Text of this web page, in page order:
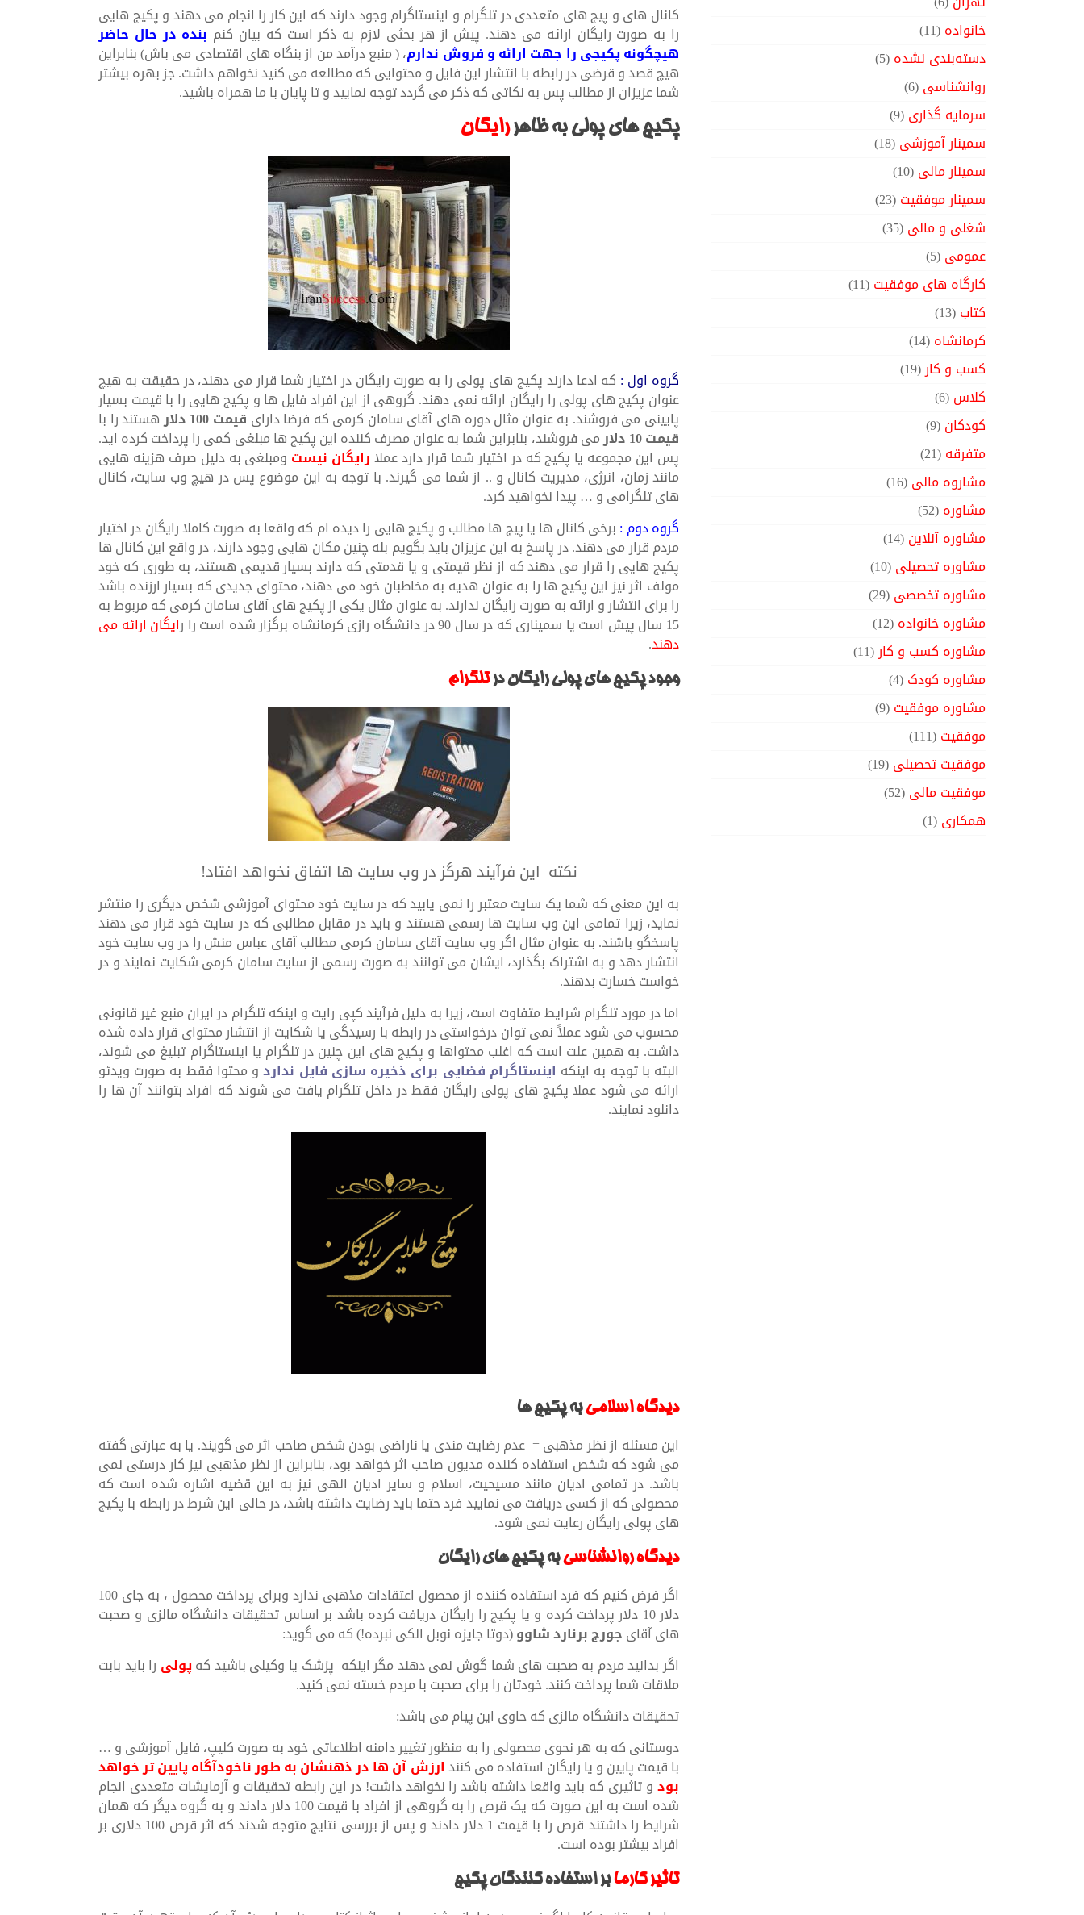
کانال های و پیج های متعددی در تلگرام و اینستاگرام وجود دارند که این کار را انجام می دهند و پکیج هایی
را به صورت رایگان ارائه می دهند. پیش از هر بحثی لازم به ذکر است که بیان کنم بنده در حال حاضر
هیچگونه پکیجی را جهت ارائه و فروش ندارم، ( منبع درآمد من از بنگاه های اقتصادی می باش) بنابراین
هیچ قصد و قرضی در رابطه با انتشار این فایل و محتوایی که مطالعه می کنید نخواهم داشت. جز بهره بیشتر
شما عزیزان از مطالب پس به نکاتی که ذکر می گردد توجه نمایید و تا پایان با ما همراه باشید.
پکیج های پولی به ظاهررایگان
گروه اول : که ادعا دارند پکیج های پولی را به صورت رایگان در اختیار شما قرار می دهند، در حقیقت به هیچ
عنوان پکیج های پولی را رایگان ارائه نمی دهند. گروهی از این افراد فایل ها و پکیج هایی را با قیمت بسیار
پایینی می فروشند. به عنوان مثال دوره های آقای سامان کرمی که فرضا دارای قیمت 100 دلار هستند را با
قیمت 10 دلار می فروشند، بنابراین شما به عنوان مصرف کننده این پکیج ها مبلغی کمی را پرداخت کرده اید.
پس این مجموعه یا پکیج که در اختیار شما قرار دارد عملارایگان نیست ومبلغی به دلیل صرف هزینه هایی
مانند زمان، انرژی، مدیریت کانال و .. از شما می گیرند. با توجه به این موضوع پس در هیچ وب سایت، کانال
های تلگرامی و … پیدا نخواهید کرد.
گروه دوم :برخی کانال ها یا پیج ها مطالب و پکیج هایی را دیده ام که واقعا به صورت کاملا رایگان در اختیار
مردم قرار می دهند. در پاسخ به این عزیزان باید بگویم بله چنین مکان هایی وجود دارند، در واقع این کانال ها
پکیج هایی را قرار می دهند که از نظر قیمتی و یا قدمتی که دارند بسیار قدیمی هستند، به طوری که خود
مولف اثر نیز این پکیج ها را به عنوان هدیه به مخاطبان خود می دهند، محتوای جدیدی که بسیار ارزنده باشد
را برای انتشار و ارائه به صورت رایگان ندارند. به عنوان مثال یکی از پکیج های آقای سامان کرمی که مربوط به
15 سال پیش است یا سمیناری که در سال 90 در دانشگاه رازی کرمانشاه برگزار شده است را ر ایگان ارائه می
دهند.
وجود پکیج های پولی رایگان درتلگرام
نکته این فرآیند هرگز در وب سایت ها اتفاق نخواهد افتاد!
به این معنی که شما یک سایت معتبر را نمی یابید که در سایت خود محتوای آموزشی شخص دیگری را منتشر
نماید، زیرا تمامی این وب سایت ها رسمی هستند و باید در مقابل مطالبی که در سایت خود قرار می دهند
پاسخگو باشند. به عنوان مثال اگر وب سایت آقای سامان کرمی مطالب آقای عباس منش را در وب سایت خود
انتشار دهد و به اشتراک بگذارد، ایشان می توانند به صورت رسمی از سایت سامان کرمی شکایت نمایند و در
خواست خسارت بدهند.
اما در مورد تلگرام شرایط متفاوت است، زیرا به دلیل فرآیند کپی رایت و اینکه تلگرام در ایران منبع غیر قانونی
محسوب می شود عملاً نمی توان درخواستی در رابطه با رسیدگی یا شکایت از انتشار محتوای قرار داده شده
داشت. به همین علت است که اغلب محتواها و پکیج های این چنین در تلگرام یا اینستاگرام تبلیغ می شوند،
البته با توجه به اینکه اینستاگرام فضایی برای ذخیره سازی فایل نداردو محتوا فقط به صورت ویدئو
ارائه می شود عملا پکیج های پولی رایگان فقط در داخل تلگرام یافت می شوند که افراد بتوانند آن ها را
دانلود نمایند.
دیدگاه اسلامیبه پکیج ها
این مسئله از نظر مذهبی = عدم رضایت مندی یا ناراضی بودن شخص صاحب اثر می گویند. یا به عبارتی گفته
می شود که شخص استفاده کننده مدیون صاحب اثر خواهد بود، بنابراین از نظر مذهبی نیز کار درستی نمی
باشد. در تمامی ادیان مانند مسیحیت، اسلام و سایر ادیان الهی نیز به این قضیه اشاره شده است که
محصولی که از کسی دریافت می نمایید فرد حتما باید رضایت داشته باشد، در حالی این شرط در رابطه با پکیج
های پولی رایگان رعایت نمی شود.
دیدگاه روانشناسیبه پکیج های رایگان
اگر فرض کنیم که فرد استفاده کننده از محصول اعتقادات مذهبی ندارد وبرای پرداخت محصول ، به جای 100
دلار 10 دلار پرداخت کرده و یا پکیج را رایگان دریافت کرده باشد بر اساس تحقیقات دانشگاه مالزی و صحبت
های آقایجورج برنارد شاوو(دوتا جایزه نوبل الکی نبرده!) که می گوید:
اگر بدانید مردم به صحبت های شما گوش نمی دهند مگر اینکه پزشک یا وکیلی باشید کهپولی را باید بابت
ملاقات شما پرداخت کنند. خودتان را برای صحبت با مردم خسته نمی کنید.
تحقیقات دانشگاه مالزی که حاوی این پیام می باشد:
دوستانی که به هر نحوی محصولی را به منظور تغییر دامنه اطلاعاتی خود به صورت کلیپ، فایل آموزشی و …
با قیمت پایین و یا رایگان استفاده می کنندارزش آن ها در ذهنشان به طور ناخودآگاه پایین تر خواهد
بودو تاثیری که باید واقعا داشته باشد را نخواهد داشت! در این رابطه تحقیقات و آزمایشات متعددی انجام
شده است به این صورت که یک قرص را به گروهی از افراد با قیمت 100 دلار دادند و به گروه دیگر که همان
شرایط را داشتند قرص را با قیمت 1 دلار دادند و پس از بررسی نتایج متوجه شدند که اثر قرص 100 دلاری بر
افراد بیشتر بوده است.
تاثیر کارمابر استفاده کنندگان پکیج
خانواده(11)
دسته‌بندی نشده(5)
روانشناسی(6)
سرمایه گذاری(9)
سمینار آموزشی(18)
سمینار مالی(10)
سمینار موفقیت(23)
شغلی و مالی(35)
عمومی(5)
کارگاه های موفقیت(11)
کتاب(13)
کرمانشاه(14)
کسب و کار(19)
کلاس(6)
کودکان(9)
متفرقه(21)
مشاروه مالی(16)
مشاوره(52)
مشاوره آنلاین(14)
مشاوره تحصیلی(10)
مشاوره تخصصی(29)
مشاوره خانواده(12)
مشاوره کسب و کار(11)
مشاوره کودک(4)
مشاوره موفقیت(9)
موفقیت(111)
موفقیت تحصیلی(19)
موفقیت مالی(52)
همکاری(1)